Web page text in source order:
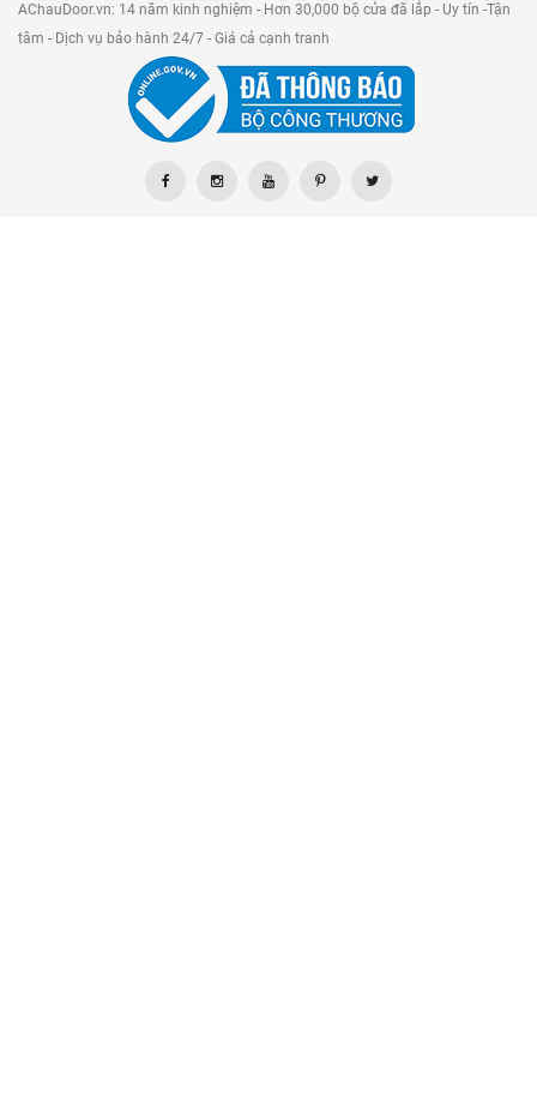
AChauDoor.vn: 14 năm kinh nghiệm - Hơn 30,000 bộ cửa đã lắp - Uy tín -Tận
tâm - Dịch vụ bảo hành 24/7 - Giá cả cạnh tranh